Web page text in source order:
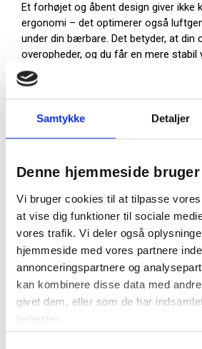
Samtykke Detaljer
Denne hjemmeside
Vi bruger cookies til at tilpasse
at vise dig funktioner til sociale
vores trafik. Vi deler også
hjemmeside med vores partnere
annonceringspartnere og
kan kombinere disse data med
givet dem, eller som de har
tjenester.
Et forhøjet og åbent design giver ikke
ergonomi – det optimerer også
under din bærbare. Det betyder, at din
overopheder, og du får en mere stabil
længere tid. Silikonepuder forhindrer
efterlader ingen mærker på underlaget.
computere mellem 10 og 15,6
– og er velegnet til alt fra
Smart design i høj kvalitet
Standeren er fremstillet med
præg af gennemtænkt design. Den er
og foldemekanismen gør det nemt at
overalt. Samtidig passer det stilrene
i moderne arbejdsmiljøer og spiller
med Apple-produkter.
• Højdeindstillinger:6 niveauer fra